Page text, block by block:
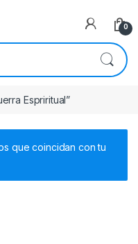
0
Espriritual”
que coincidan con tu